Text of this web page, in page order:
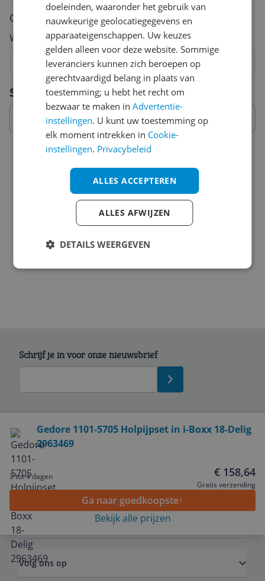
Specificaties
Overige kenmerken
4017981012430
Cijfer
Welk cijfer geef jij dit product?
8
7
6
5
4
3
2
Vraag 1 van 4
Gedore 1101-5705 Holpijpset in i-Boxx 18-Delig
2963469
3 tot 4 dagen € 158,64
Gratis verzending
Ga naar goedkoopste
Bekijk alle prijzen
Schrijf je in voor onze nieuwsbrief
Service
Algemeen
Volg ons op
doeleinden, waaronder het gebruik van
nauwkeurige geolocatiegegevens en
apparaateigenschappen. Uw keuzes
gelden alleen voor deze website. Sommige
leveranciers kunnen zich beroepen op
gerechtvaardigd belang in plaats van
toestemming; u hebt het recht om
bezwaar te maken inAdvertentie-
instellingen. U kunt uw toestemming op
elk moment intrekken in Cookie-
instellingen. Privacybeleid
ALLES ACCEPTEREN
ALLES AFWIJZEN
DETAILS WEERGEVEN